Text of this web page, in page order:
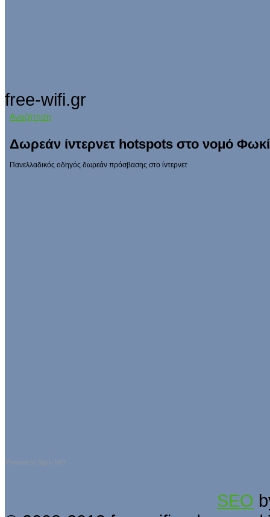
free-wifi.gr
Αναζήτηση
Δωρεάν ίντερνετ hotspots στο νομό
Πανελλαδικός οδηγός δωρεάν πρόσβασης στο ίντερνετ
Powered by Sigsiu.NET
SEO